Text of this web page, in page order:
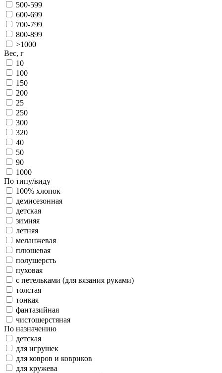
500-599
600-699
700-799
800-899
>1000
Вес, г
10
100
150
200
25
250
300
320
40
50
90
1000
По типу/виду
100% хлопок
демисезонная
детская
зимняя
летняя
меланжевая
плюшевая
полушерсть
пуховая
с петельками (для вязания руками)
толстая
тонкая
фантазийная
чистошерстяная
По назначению
детская
для игрушек
для ковров и ковриков
для кружева